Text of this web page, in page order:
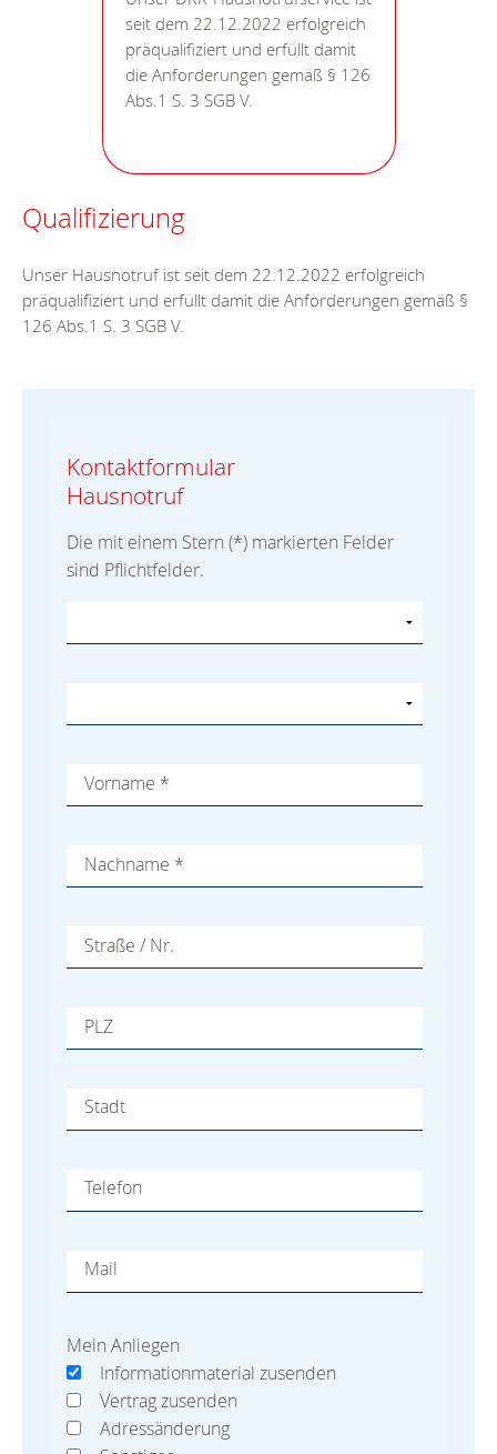
seit dem 22.12.2022 erfolgreich
präqualifiziert und erfüllt damit
die Anforderungen gemäß § 126
Abs.1 S. 3 SGB V.
Qualifizierung
Unser Hausnotruf ist seit dem 22.12.2022 erfolgreich
präqualifiziert und erfüllt damit die Anforderungen gemäß §
126 Abs.1 S. 3 SGB V.
Kontaktformular
Hausnotruf
Die mit einem Stern (*) markierten Felder
sind Pflichtfelder.
Vorname *
Nachname *
Straße / Nr.
PLZ
Stadt
Telefon
Mail
Mein Anliegen
Informationmaterial zusenden
Vertrag zusenden
Adressänderung